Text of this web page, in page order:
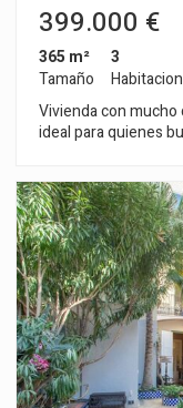
399.000 €
365 m²
Tamaño
3
Vivienda con mucho
ideal para quienes
montaña, por lo
para los desplazamientos diarios.
parcela de
estilo andaluz
En la zona de
un despacho
principal dispone de
cocina, tres
Desde esta planta
zona de barbacoa y